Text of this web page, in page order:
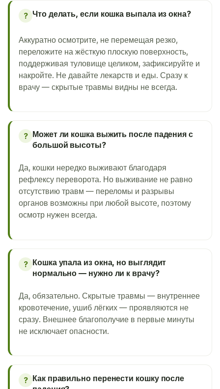
? Что делать, если кошка выпала из окна?
Аккуратно осмотрите, не перемещая резко,
переложите на жёсткую плоскую поверхность,
поддерживая туловище целиком, зафиксируйте и
накройте. Не давайте лекарств и еды. Сразу к
врачу — скрытые травмы видны не всегда.
? Может ли кошка выжить после падения с
большой высоты?
Да, кошки нередко выживают благодаря
рефлексу переворота. Но выживание не равно
отсутствию травм — переломы и разрывы
органов возможны при любой высоте, поэтому
осмотр нужен всегда.
? Кошка упала из окна, но выглядит
нормально — нужно ли к врачу?
Да, обязательно. Скрытые травмы — внутреннее
кровотечение, ушиб лёгких — проявляются не
сразу. Внешнее благополучие в первые минуты
не исключает опасности.
? Как правильно перенести кошку после